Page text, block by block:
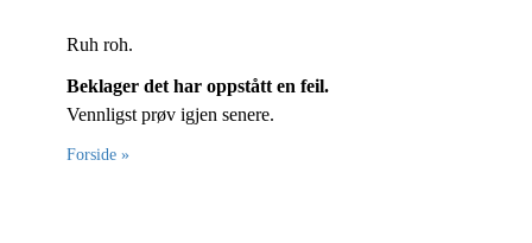
Ruh roh.
Beklager det har oppstått en feil.
Vennligst prøv igjen senere.
Forside »